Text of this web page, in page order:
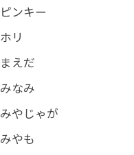
ピンキー
ホリ
まえだ
みなみ
みやじゃが
みやも